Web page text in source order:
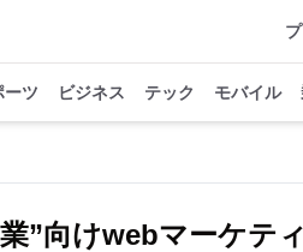
ーツ ビジネス テック モバイル
”向けwebマーケテ